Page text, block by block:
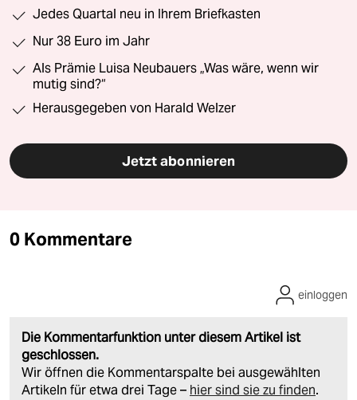
Jedes Quartal neu in Ihrem Briefkasten
Nur 38 Euro im Jahr
Als Prämie Luisa Neubauers „Was wäre, wenn wir
mutig sind?“
Herausgegeben von Harald Welzer
Jetzt abonnieren
0 Kommentare
Die Kommentarfunktion unter diesem Artikel ist
geschlossen.
Wir öffnen die Kommentarspalte bei ausgewählten
Artikeln für etwa drei Tage – hier sind sie zu finden.
einloggen